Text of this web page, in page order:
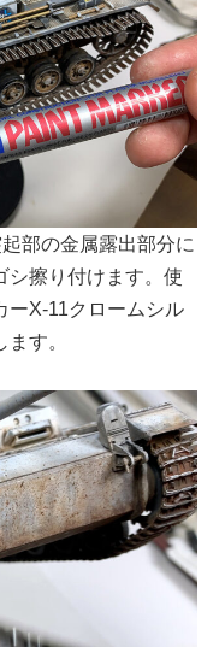
部の金属露出部分に
シ擦り付けます。使
ーX-11クロームシル
す。